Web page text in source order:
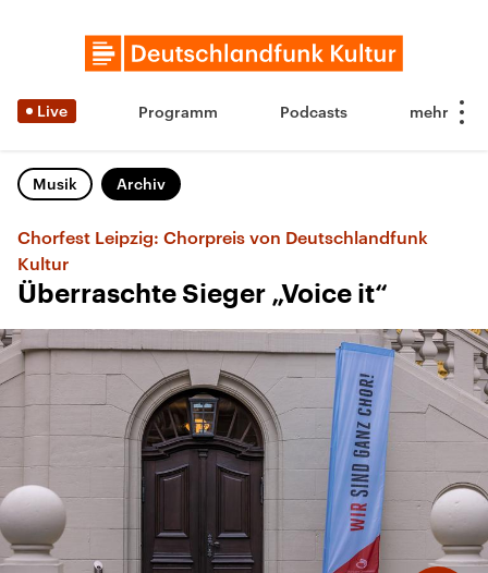
Live Programm Podcasts
Musik Archiv
Chorfest Leipzig: Chorpreis von Deutschlandfunk
Kultur
Überraschte Sieger „Voice it“